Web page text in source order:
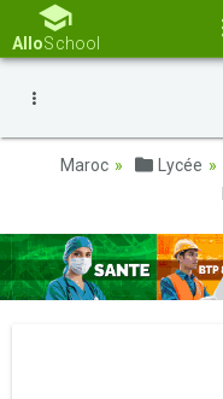
AlloSchool
Lycée